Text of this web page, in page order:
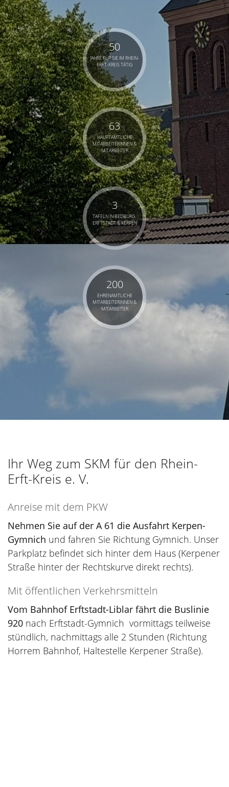
50
JAHRE FÜR SIE IM RHEIN-
ERFT-KREIS TÄTIG
63
HAUPTAMTLICHE
MITARBEITERINNEN &
MITARBEITER
3
TAFELN IN BEDBURG,
ERFTSTADT & KERPEN
200
EHRENAMTLICHE
MITARBEITERINNEN &
MITARBEITER
Ihr Weg zum SKM für den Rhein-
Erft-Kreis e. V.
Anreise mit dem PKW
Nehmen Sie auf der A 61 die Ausfahrt Kerpen-
Gymnich und fahren Sie Richtung Gymnich. Unser
Parkplatz befindet sich hinter dem Haus (Kerpener
Straße hinter der Rechtskurve direkt rechts).
Mit öffentlichen Verkehrsmitteln
Vom Bahnhof Erftstadt-Liblar fährt die Buslinie
920 nach Erftstadt-Gymnich vormittags teilweise
stündlich, nachmittags alle 2 Stunden (Richtung
Horrem Bahnhof, Haltestelle Kerpener Straße).